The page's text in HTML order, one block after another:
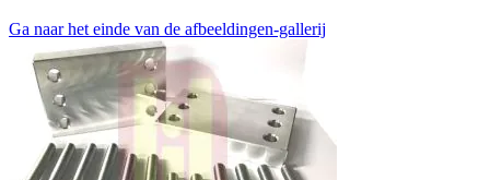
Ga naar het einde van de afbeeldingen-gallerij